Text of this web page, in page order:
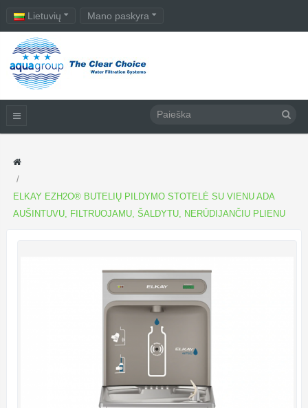
Lietuvių Mano paskyra
ELKAY EZH2O® BUTELIŲ PILDYMO STOTELĖ SU VIENU ADA
AUŠINTUVU, FILTRUOJAMU, ŠALDYTU, NERŪDIJANČIU PLIENU